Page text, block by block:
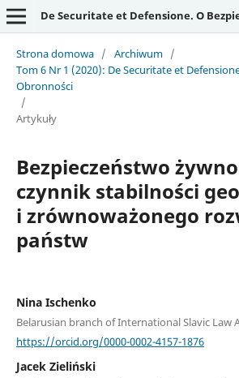
De Securitate et Defensione. O
Strona domowa / Archiwum /
Tom 6 Nr 1 (2020): De Securitate et
Obronności
/
Artykuły
Bezpieczeństwo
czynnik stabilności
i zrównoważonego
państw
Nina Ischenko
Belarusian branch of International Slavic Law
https://orcid.org/0000-0002-4157-1876
Jacek Zieliński